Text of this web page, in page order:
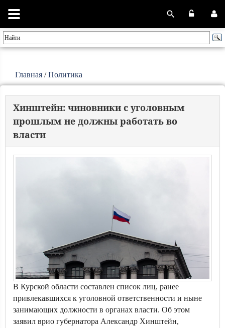
Главная /Политика
Хинштейн: чиновники с уголовным
прошлым не должны работать во
власти
В Курской области составлен список лиц, ранее
привлекавшихся к уголовной ответственности и ныне
занимающих должности в органах власти. Об этом
заявил врио губернатора Александр Хинштейн,